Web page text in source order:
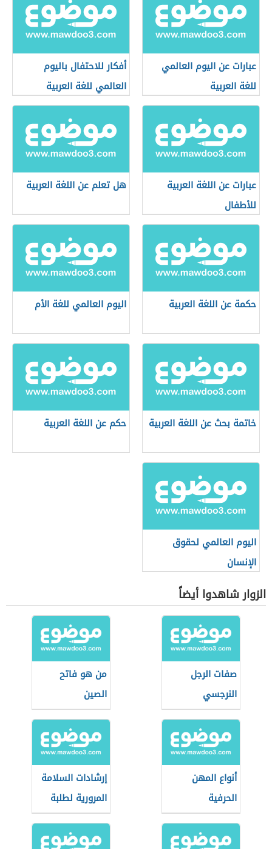
عبارات عن اليوم العالمي
للغة العربية
أفكار للاحتفال باليوم
العالمي للغة العربية
عبارات عن اللغة العربية
للأطفال
هل تعلم عن اللغة العربية
حكمة عن اللغة العربية اليوم العالمي للغة الأم
خاتمة بحث عن اللغة العربية حكم عن اللغة العربية
اليوم العالمي لحقوق
الإنسان
الزوار شاهدوا أيضاً
صفات الرجل
النرجسي
من هو فاتح
الصين
أنواع المهن
الحرفية
إرشادات السلامة
المرورية لطلبة
المدارس